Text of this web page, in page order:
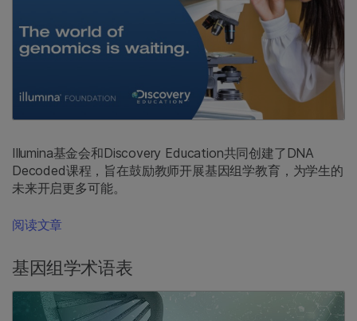
Illumina基金会和Discovery Education共同创建了DNA
Decoded课程，旨在鼓励教师开展基因组学教育，为学生的
未来开启更多可能。
阅读文章
基因组学术语表